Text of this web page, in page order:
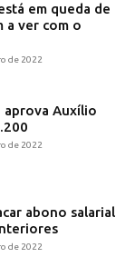
em queda de
a ver com o
de 2022
aprova Auxílio
de 2022
abono salarial
de 2022